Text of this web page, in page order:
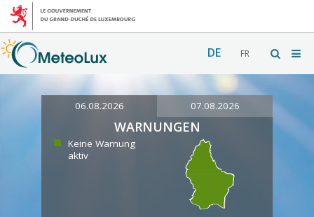
DE FR
06.08.2026 07.08.2026
WARNUNGEN
Keine Warnung
aktiv